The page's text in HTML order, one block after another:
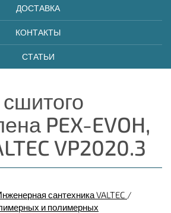
ДОСТАВКА
КОНТАКТЫ
СТАТЬИ
PEX-EVOH,
VP2020.3
сантехника VALTEC /
и полимерных